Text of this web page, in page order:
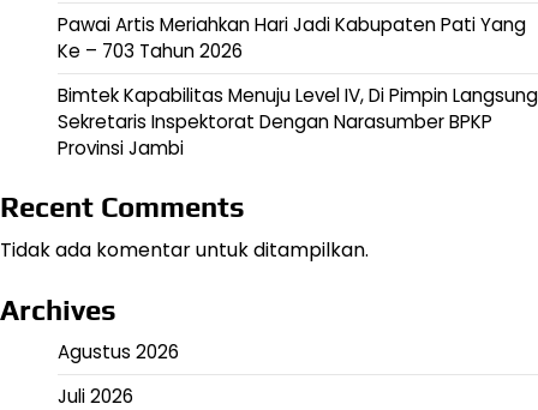
Pawai Artis Meriahkan Hari Jadi Kabupaten Pati Yang
Ke – 703 Tahun 2026
Bimtek Kapabilitas Menuju Level IV, Di Pimpin Langsung
Sekretaris Inspektorat Dengan Narasumber BPKP
Provinsi Jambi
Recent Comments
Tidak ada komentar untuk ditampilkan.
Archives
Agustus 2026
Juli 2026